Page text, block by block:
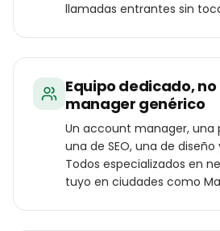
llamadas entrantes sin
Equipo dedicado,
manager genérico
Un account manager, una
una de SEO, una de
Todos especializados en
tuyo en ciudades como